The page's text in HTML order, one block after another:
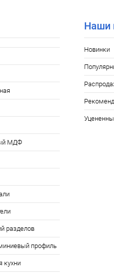
МДФ
разделов
профиль
кухни
Наши
Новинки